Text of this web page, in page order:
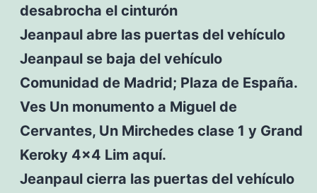
desabrocha el cinturón
Jeanpaul abre las puertas del vehículo
Jeanpaul se baja del vehículo
Comunidad de Madrid; Plaza de España.
Ves Un monumento a Miguel de
Cervantes, Un Mirchedes clase 1 y Grand
Keroky 4×4 Lim aquí.
Jeanpaul cierra las puertas del vehículo